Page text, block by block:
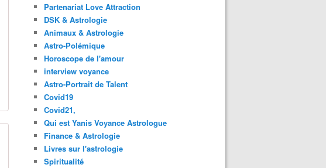
Partenariat Love Attraction
DSK & Astrologie
Animaux & Astrologie
Astro-Polémique
Horoscope de l'amour
interview voyance
Astro-Portrait de Talent
Covid19
Covid21,
Qui est Yanis Voyance Astrologue
Finance & Astrologie
Livres sur l'astrologie
Spiritualité